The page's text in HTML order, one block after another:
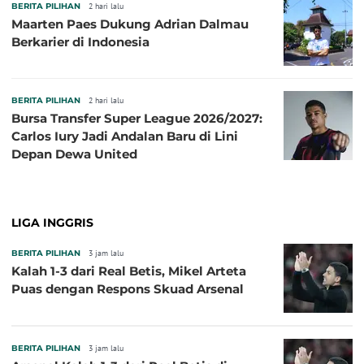
BERITA PILIHAN 2 hari lalu
Maarten Paes Dukung Adrian Dalmau
Berkarier di Indonesia
BERITA PILIHAN 2 hari lalu
Bursa Transfer Super League 2026/2027:
Carlos Iury Jadi Andalan Baru di Lini
Depan Dewa United
LIGA INGGRIS
BERITA PILIHAN 3 jam lalu
Kalah 1-3 dari Real Betis, Mikel Arteta
Puas dengan Respons Skuad Arsenal
BERITA PILIHAN 3 jam lalu